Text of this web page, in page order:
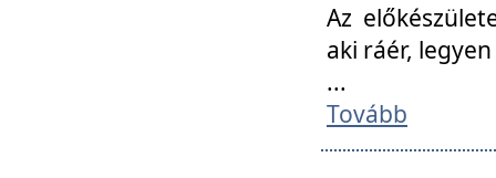
Az
aki ráér,
...
Tovább